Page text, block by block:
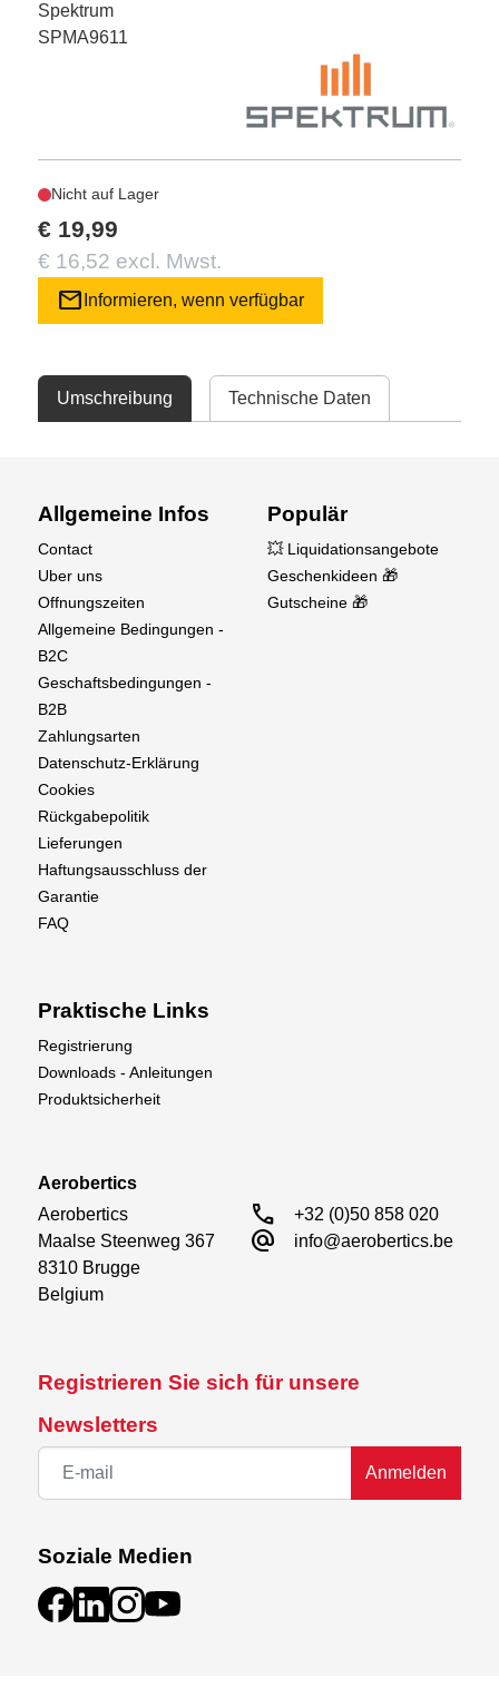
Spektrum
SPMA9611
Nicht auf Lager
€ 19,99
€ 16,52 excl. Mwst.
mail Informieren, wenn verfügbar
Umschreibung Technische Daten
Registrieren Sie sich für unsere
Newsletters
Anmelden
Soziale Medien
Allgemeine Infos
Contact
Uber uns
Offnungszeiten
Allgemeine Bedingungen -
B2C
Geschaftsbedingungen -
B2B
Zahlungsarten
Datenschutz-Erklärung
Cookies
Rückgabepolitik
Lieferungen
Haftungsausschluss der
Garantie
FAQ
Populär
💥 Liquidationsangebote
Geschenkideen 🎁
Gutscheine 🎁
Praktische Links
Registrierung
Downloads - Anleitungen
Produktsicherheit
Aerobertics
Aerobertics
Maalse Steenweg 367
8310 Brugge
Belgium
call +32 (0)50 858 020
alternate_email info@aerobertics.be